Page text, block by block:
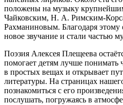
положены на музыку
Чайковским, Н. А. Римским-
Рахманиновым. Благодаря этому
новое звучание и стали частью
Поэзия Алексея Плещеева
помогает детям лучше понимать
в простых вещах и открывает
литературы. На страницах
познакомиться с его
послушать, погружаясь в